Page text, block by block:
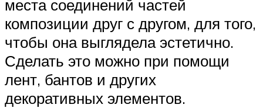
места соединений частей
композиции друг с другом, для того,
чтобы она выглядела эстетично.
Сделать это можно при помощи
лент, бантов и других
декоративных элементов.